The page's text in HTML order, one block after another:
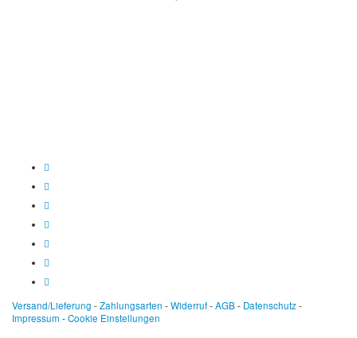
Versand/Lieferung -Zahlungsarten -Widerruf-AGB- Datenschutz-
Impressum -Cookie Einstellungen